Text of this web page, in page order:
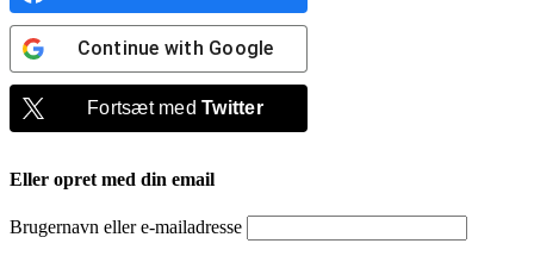
Continue with Google
Fortsæt medTwitter
Eller opret med din email
Brugernavn eller e-mailadresse